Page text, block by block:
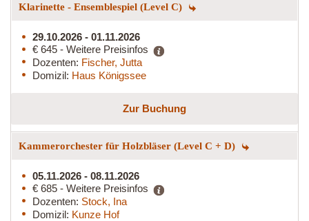
Klarinette - Ensemblespiel (Level C)
29.10.2026 - 01.11.2026
€ 645 - Weitere Preisinfos
Dozenten: Fischer, Jutta
Domizil: Haus Königssee
Zur Buchung
Kammerorchester für Holzbläser (Level C + D)
05.11.2026 - 08.11.2026
€ 685 - Weitere Preisinfos
Dozenten: Stock, Ina
Domizil: Kunze Hof